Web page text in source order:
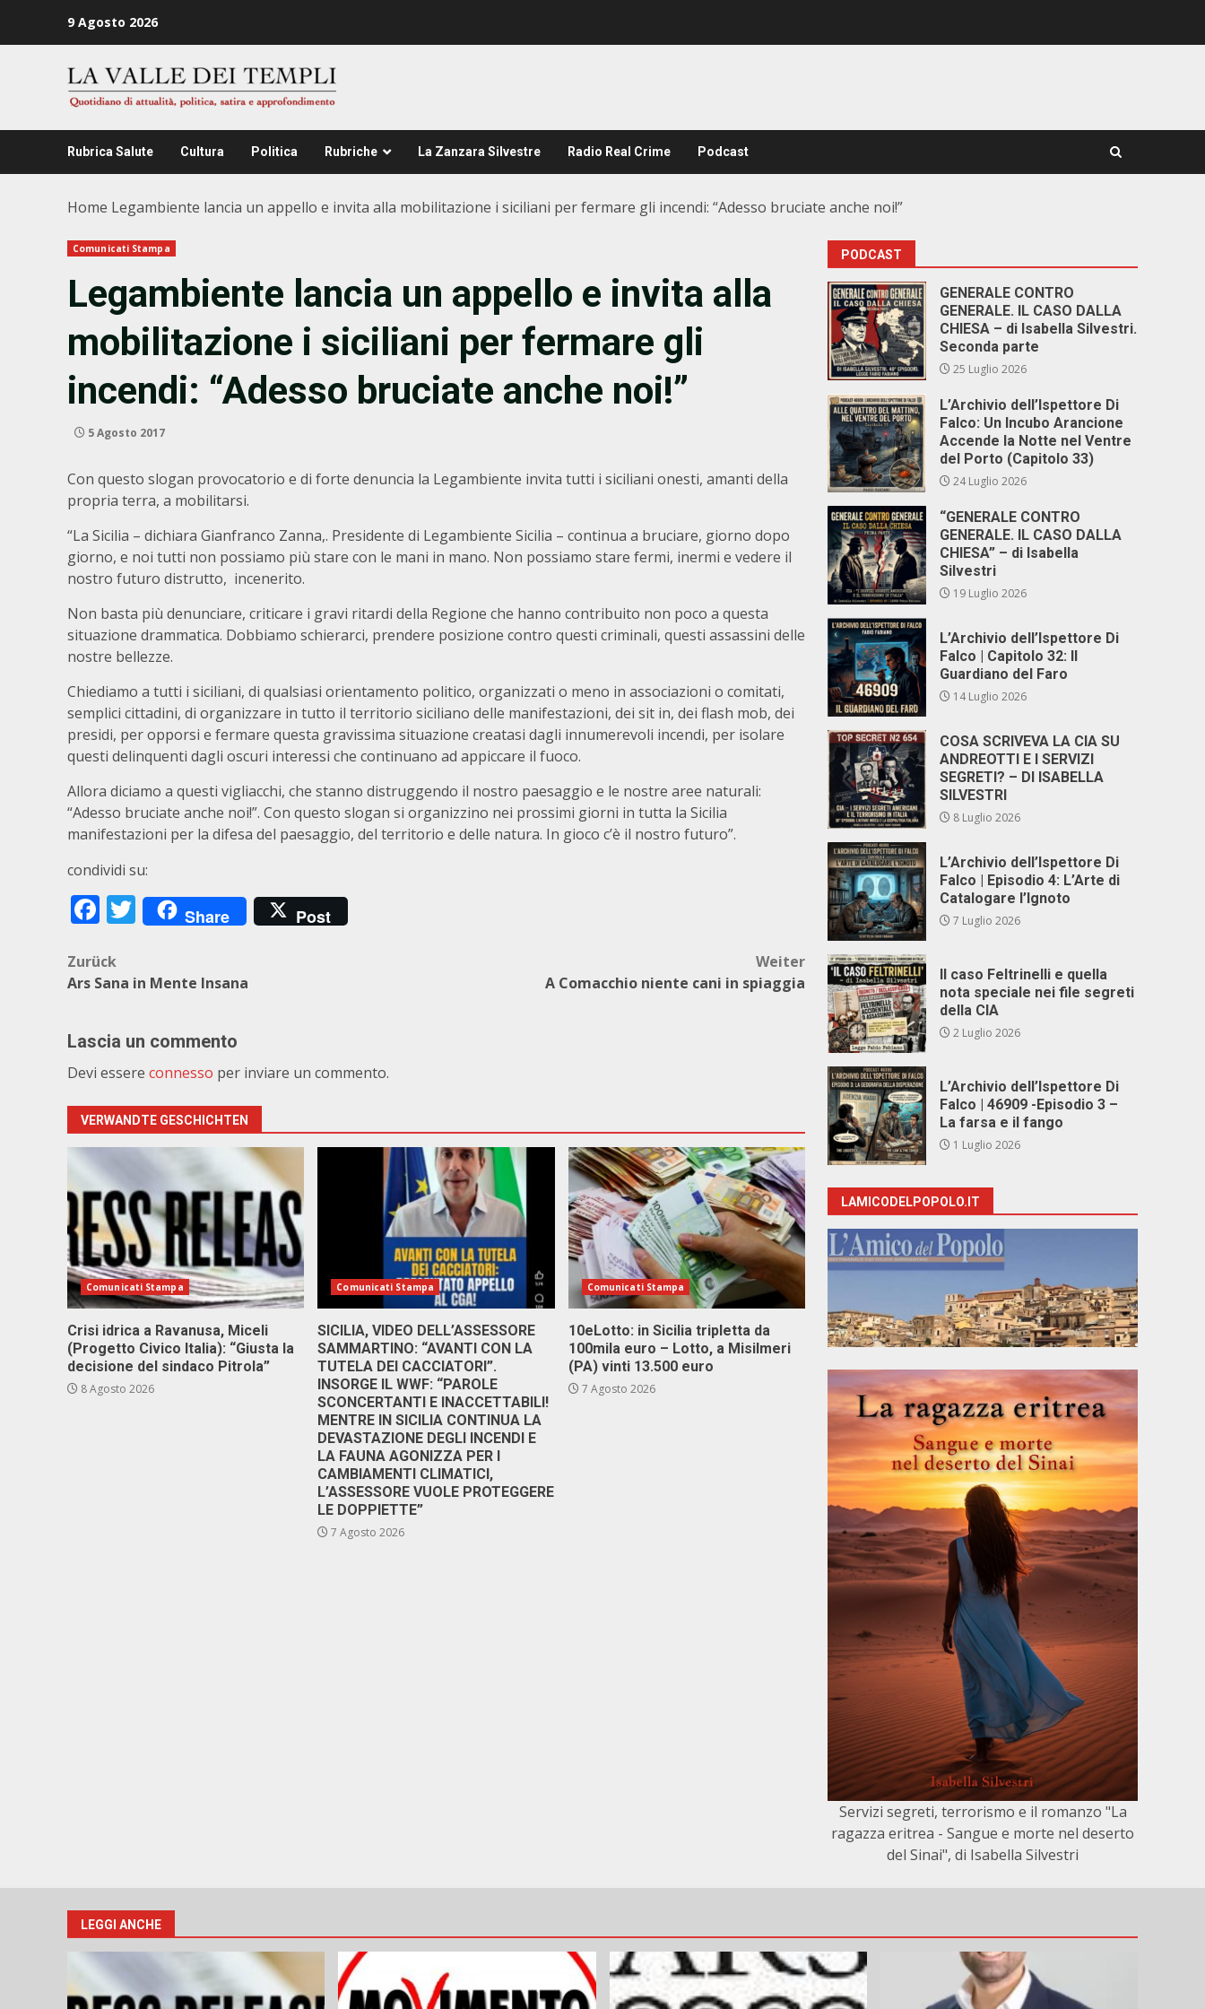
9 Agosto 2026
Rubrica Salute Cultura Politica Rubriche La Zanzara Silvestre Radio Real Crime Podcast
Home Legambiente lancia un appello e invita alla mobilitazione i siciliani per fermare gli incendi: “Adesso bruciate anche noi!”
Comunicati Stampa
Legambiente lancia un appello e invita alla
mobilitazione i siciliani per fermare gli
incendi: “Adesso bruciate anche noi!”
5 Agosto 2017
Con questo slogan provocatorio e di forte denuncia la Legambiente invita tutti i siciliani onesti, amanti della
propria terra, a mobilitarsi.
“La Sicilia – dichiara Gianfranco Zanna,. Presidente di Legambiente Sicilia – continua a bruciare, giorno dopo
giorno, e noi tutti non possiamo più stare con le mani in mano. Non possiamo stare fermi, inermi e vedere il
nostro futuro distrutto, incenerito.
Non basta più denunciare, criticare i gravi ritardi della Regione che hanno contribuito non poco a questa
situazione drammatica. Dobbiamo schierarci, prendere posizione contro questi criminali, questi assassini delle
nostre bellezze.
Chiediamo a tutti i siciliani, di qualsiasi orientamento politico, organizzati o meno in associazioni o comitati,
semplici cittadini, di organizzare in tutto il territorio siciliano delle manifestazioni, dei sit in, dei flash mob, dei
presidi, per opporsi e fermare questa gravissima situazione creatasi dagli innumerevoli incendi, per isolare
questi delinquenti dagli oscuri interessi che continuano ad appiccare il fuoco.
Allora diciamo a questi vigliacchi, che stanno distruggendo il nostro paesaggio e le nostre aree naturali:
“Adesso bruciate anche noi!”. Con questo slogan si organizzino nei prossimi giorni in tutta la Sicilia
manifestazioni per la difesa del paesaggio, del territorio e delle natura. In gioco c’è il nostro futuro”.
condividi su:
Facebook
Twitter
Share Post
Beitragsnavigation
Zurück
Ars Sana in Mente Insana
Weiter
A Comacchio niente cani in spiaggia
Lascia un commento
Devi essere connesso per inviare un commento.
VERWANDTE GESCHICHTEN
Comunicati Stampa
Crisi idrica a Ravanusa, Miceli
(Progetto Civico Italia): “Giusta la
decisione del sindaco Pitrola”
8 Agosto 2026
Comunicati Stampa
SICILIA, VIDEO DELL’ASSESSORE
SAMMARTINO: “AVANTI CON LA
TUTELA DEI CACCIATORI”.
INSORGE IL WWF: “PAROLE
SCONCERTANTI E INACCETTABILI!
MENTRE IN SICILIA CONTINUA LA
DEVASTAZIONE DEGLI INCENDI E
LA FAUNA AGONIZZA PER I
CAMBIAMENTI CLIMATICI,
L’ASSESSORE VUOLE PROTEGGERE
LE DOPPIETTE”
7 Agosto 2026
Comunicati Stampa
10eLotto: in Sicilia tripletta da
100mila euro – Lotto, a Misilmeri
(PA) vinti 13.500 euro
7 Agosto 2026
PODCAST
GENERALE CONTRO
GENERALE. IL CASO DALLA
CHIESA – di Isabella Silvestri.
Seconda parte
25 Luglio 2026
L’Archivio dell’Ispettore Di
Falco: Un Incubo Arancione
Accende la Notte nel Ventre
del Porto (Capitolo 33)
24 Luglio 2026
“GENERALE CONTRO
GENERALE. IL CASO DALLA
CHIESA” – di Isabella
Silvestri
19 Luglio 2026
L’Archivio dell’Ispettore Di
Falco | Capitolo 32: Il
Guardiano del Faro
14 Luglio 2026
COSA SCRIVEVA LA CIA SU
ANDREOTTI E I SERVIZI
SEGRETI? – DI ISABELLA
SILVESTRI
8 Luglio 2026
L’Archivio dell’Ispettore Di
Falco | Episodio 4: L’Arte di
Catalogare l’Ignoto
7 Luglio 2026
Il caso Feltrinelli e quella
nota speciale nei file segreti
della CIA
2 Luglio 2026
L’Archivio dell’Ispettore Di
Falco | 46909 -Episodio 3 –
La farsa e il fango
1 Luglio 2026
LAMICODELPOPOLO.IT
Servizi segreti, terrorismo e il romanzo "La
ragazza eritrea - Sangue e morte nel deserto
del Sinai", di Isabella Silvestri
LEGGI ANCHE